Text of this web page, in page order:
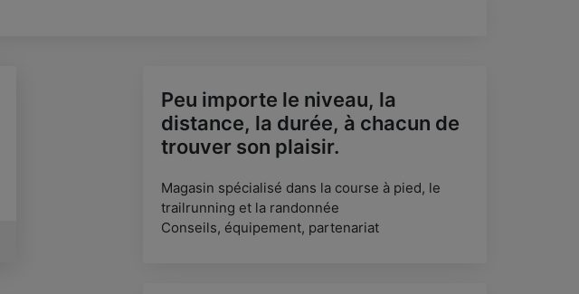
Peu importe le niveau, la
distance, la durée, à chacun de
trouver son plaisir.
Magasin spécialisé dans la course à pied, le
trailrunning et la randonnée
Conseils, équipement, partenariat